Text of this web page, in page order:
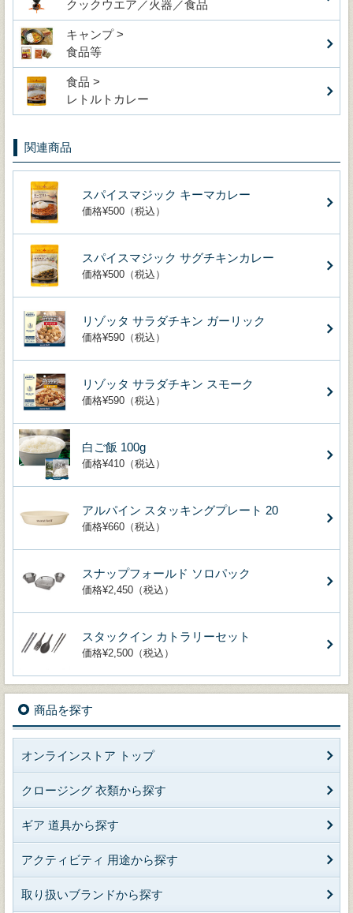
クックウエア／火器／食品
キャンプ >
食品等
食品 >
レトルトカレー
関連商品
スパイスマジック キーマカレー
価格¥500（税込）
スパイスマジック サグチキンカレー
価格¥500（税込）
リゾッタ サラダチキン ガーリック
価格¥590（税込）
リゾッタ サラダチキン スモーク
価格¥590（税込）
白ご飯 100g
価格¥410（税込）
アルパイン スタッキングプレート 20
価格¥660（税込）
スナップフォールド ソロパック
価格¥2,450（税込）
スタックイン カトラリーセット
価格¥2,500（税込）
商品を探す
オンラインストア トップ
クロージング 衣類から探す
ギア 道具から探す
アクティビティ 用途から探す
取り扱いブランドから探す